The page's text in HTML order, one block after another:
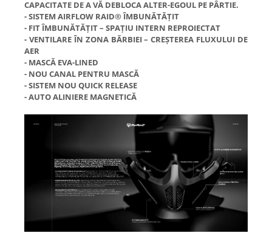
CAPACITATE DE A VĂ DEBLOCA ALTER-EGOUL PE PÂRTIE.
- SISTEM AIRFLOW RAID® ÎMBUNĂTĂȚIT
- FIT ÎMBUNĂTĂȚIT – SPAȚIU INTERN REPROIECTAT
- VENTILARE ÎN ZONA BĂRBIEI – CREȘTEREA FLUXULUI DE
AER
- MASCĂ EVA-LINED
- NOU CANAL PENTRU MASCĂ
- SISTEM NOU QUICK RELEASE
- AUTO ALINIERE MAGNETICĂ